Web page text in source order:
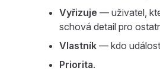
Vyřizuje — uživatel,
schová detail pro
Vlastník — kdo
Priorita.